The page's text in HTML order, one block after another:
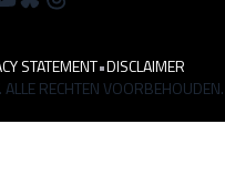
STATEMENT•DISCLAIMER
RECHTEN VOORBEHOUDEN.